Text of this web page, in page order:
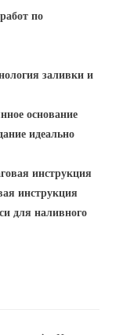
по
заливки и
основание
идеально
инструкция
инструкция
для наливного